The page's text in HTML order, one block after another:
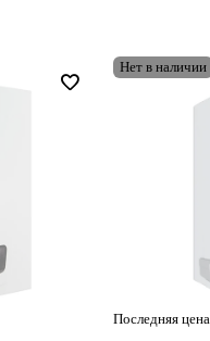
Нет в наличии
Последняя цена